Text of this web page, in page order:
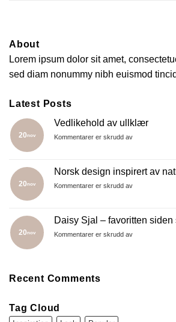
About
Lorem ipsum dolor sit amet,
sed diam nonummy nibh euismod
Latest Posts
20nov
Vedlikehold av ullklær
Kommentarer er skrudd avfor
ullklær
20nov
Norsk design inspirert av
Kommentarer er skrudd avfor
inspirert
20nov
Daisy Sjal – favoritten siden
Kommentarer er skrudd avfor
Recent Comments
Tag Cloud